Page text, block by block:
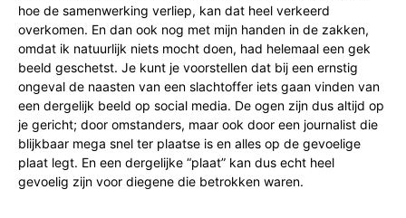
hoe de samenwerking verliep, kan dat heel verkeerd
overkomen. En dan ook nog met mijn handen in de zakken,
omdat ik natuurlijk niets mocht doen, had helemaal een gek
beeld geschetst. Je kunt je voorstellen dat bij een ernstig
ongeval de naasten van een slachtoffer iets gaan vinden van
een dergelijk beeld op social media. De ogen zijn dus altijd op
je gericht; door omstanders, maar ook door een journalist die
blijkbaar mega snel ter plaatse is en alles op de gevoelige
plaat legt. En een dergelijke “plaat” kan dus echt heel
gevoelig zijn voor diegene die betrokken waren.